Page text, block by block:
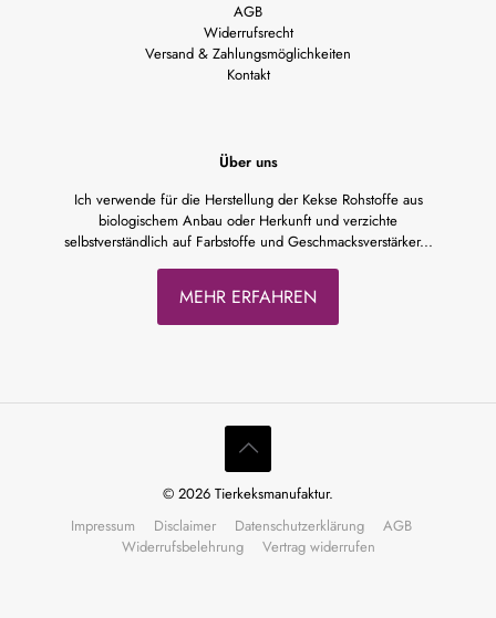
AGB
Widerrufsrecht
Versand & Zahlungsmöglichkeiten
Kontakt
Über uns
Ich verwende für die Herstellung der Kekse Rohstoffe aus
biologischem Anbau oder Herkunft und verzichte
selbstverständlich auf Farbstoffe und Geschmacksverstärker...
MEHR ERFAHREN
© 2026 Tierkeksmanufaktur.
Impressum
Disclaimer Datenschutzerklärung
AGB
Widerrufsbelehrung
Vertrag widerrufen